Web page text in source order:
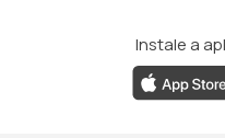
Instale a